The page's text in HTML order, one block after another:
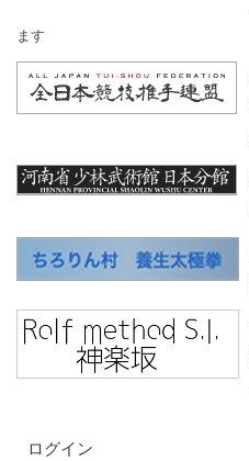
ます
ログイン